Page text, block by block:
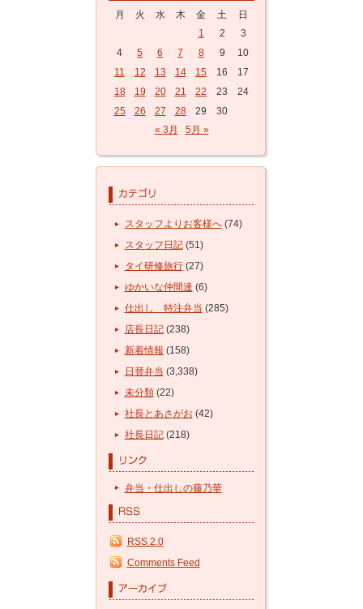
月
火 水 木 金 土
日
1
2
3
4
5 6 7 8 9
10
11
12 13 14 15 16
17
18
19 20 21 22 23
24
25
26 27 28 29
30
« 3月
5月 »
スタッフよりお客様へ(74)
スタッフ日記(51)
タイ研修旅行(27)
ゆかいな仲間達 (6)
仕出し 特注弁当 (285)
店長日記(238)
新着情報 (158)
日替弁当 (3,338)
未分類(22)
社長とあさがお (42)
社長日記(218)
弁当・仕出しの藤乃華
RSS 2.0
Comments Feed